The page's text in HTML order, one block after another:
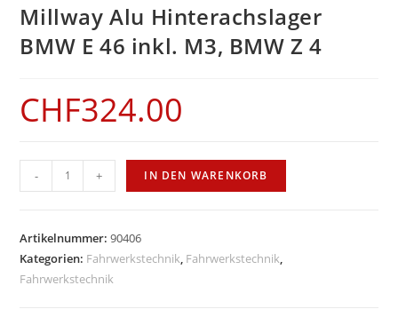
Millway Alu Hinterachslager
BMW E 46 inkl. M3, BMW Z 4
CHF324.00
Alu
BMW
E
46
- + IN DEN WARENKORB
Artikelnummer:90406
Kategorien: Fahrwerkstechnik, Fahrwerkstechnik,
Fahrwerkstechnik